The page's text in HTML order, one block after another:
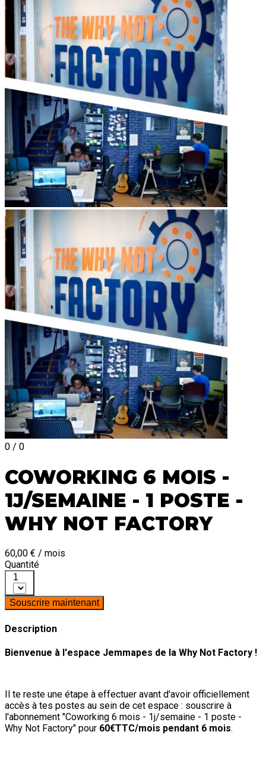
0 / 0
COWORKING 6 MOIS -
1J/SEMAINE - 1 POSTE -
WHY NOT FACTORY
60,00 € / mois
Quantité
1
Souscrire maintenant
Description
Bienvenue à l'espace Jemmapes de la Why Not Factory !
Il te reste une étape à effectuer avant d'avoir officiellement
accès à tes postes au sein de cet espace : souscrire à
l'abonnement "Coworking 6 mois - 1j/semaine - 1 poste -
Why Not Factory" pour 60€TTC/mois pendant 6 mois.